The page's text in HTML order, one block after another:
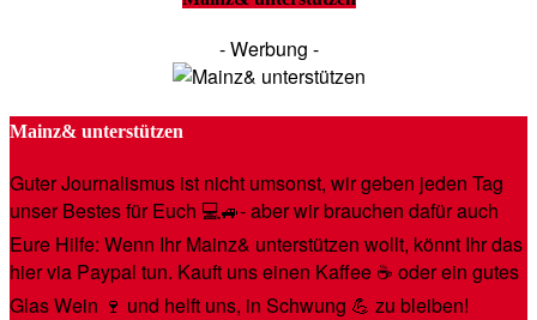
- Werbung -
Mainz& unterstützen
Guter Journalismus ist nicht umsonst, wir geben jeden Tag
unser Bestes für Euch 💻🚙- aber wir brauchen dafür auch
Eure Hilfe: Wenn Ihr Mainz& unterstützen wollt, könnt Ihr das
hier via Paypal tun. Kauft uns einen Kaffee ☕️ oder ein gutes
Glas Wein 🍷 und helft uns, in Schwung 💪 zu bleiben!